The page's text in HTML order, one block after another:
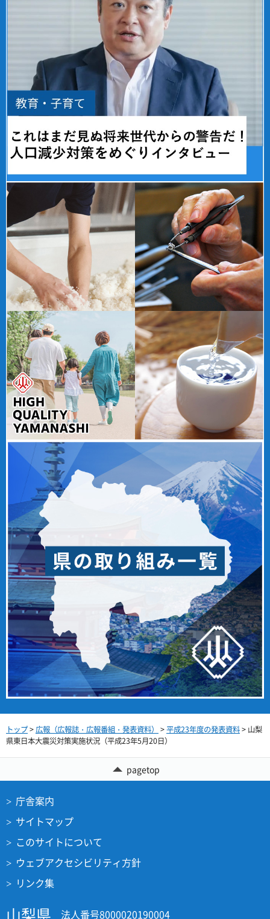
トップ>広報（広報誌・広報番組・発表資料） >平成23年度の発表資料> 山梨
県東日本大震災対策実施状況（平成23年5月20日）
pagetop
庁舎案内
サイトマップ
このサイトについて
ウェブアクセシビリティ方針
リンク集
山梨県 法人番号8000020190004